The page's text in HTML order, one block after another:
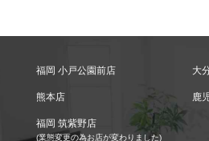
福岡 小戸公園前店 大
熊本店 鹿
福岡 筑紫野店
(業態変更の為お店が変わりました)